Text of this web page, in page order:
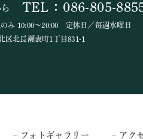
TEL：086-805-
み 10:00～20:00 定休日／毎週水曜日
区北長瀬表町1丁目831-1
– フォトギャラリー – アク